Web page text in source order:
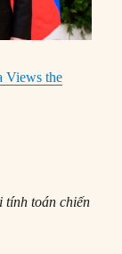
Views the
tính toán chiến